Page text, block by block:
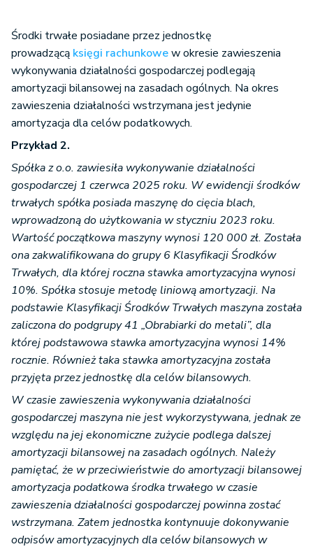
Środki trwałe posiadane przez jednostkę
prowadzącą księgi rachunkowew okresie zawieszenia
wykonywania działalności gospodarczej podlegają
amortyzacji bilansowej na zasadach ogólnych. Na okres
zawieszenia działalności wstrzymana jest jedynie
amortyzacja dla celów podatkowych.
Przykład 2.
Spółka z o.o. zawiesiła wykonywanie działalności
gospodarczej 1 czerwca 2025 roku. W ewidencji środków
trwałych spółka posiada maszynę do cięcia blach,
wprowadzoną do użytkowania w styczniu 2023 roku.
Wartość początkowa maszyny wynosi 120 000 zł. Została
ona zakwalifikowana do grupy 6 Klasyfikacji Środków
Trwałych, dla której roczna stawka amortyzacyjna wynosi
10%. Spółka stosuje metodę liniową amortyzacji. Na
podstawie Klasyfikacji Środków Trwałych maszyna została
zaliczona do podgrupy 41 „Obrabiarki do metali”, dla
której podstawowa stawka amortyzacyjna wynosi 14%
rocznie. Również taka stawka amortyzacyjna została
przyjęta przez jednostkę dla celów bilansowych.
W czasie zawieszenia wykonywania działalności
gospodarczej maszyna nie jest wykorzystywana, jednak ze
względu na jej ekonomiczne zużycie podlega dalszej
amortyzacji bilansowej na zasadach ogólnych. Należy
pamiętać, że w przeciwieństwie do amortyzacji bilansowej
amortyzacja podatkowa środka trwałego w czasie
zawieszenia działalności gospodarczej powinna zostać
wstrzymana. Zatem jednostka kontynuuje dokonywanie
odpisów amortyzacyjnych dla celów bilansowych w